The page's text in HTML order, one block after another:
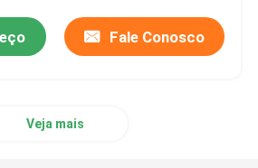
Fale Conosco
Veja mais